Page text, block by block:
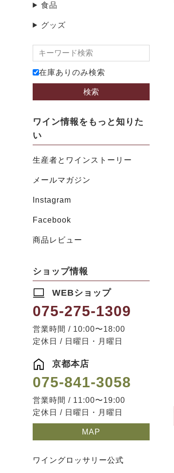
食品
グッズ
在庫ありのみ検索
検索
ワイン情報をもっと知りた
い
生産者とワインストーリー
メールマガジン
Instagram
Facebook
商品レビュー
ショップ情報
WEBショップ
075-275-1309
営業時間 / 10:00〜18:00
定休日 / 日曜日・月曜日
京都本店
075-841-3058
営業時間 / 11:00〜19:00
定休日 / 日曜日・月曜日
MAP
ワイングロッサリー公式